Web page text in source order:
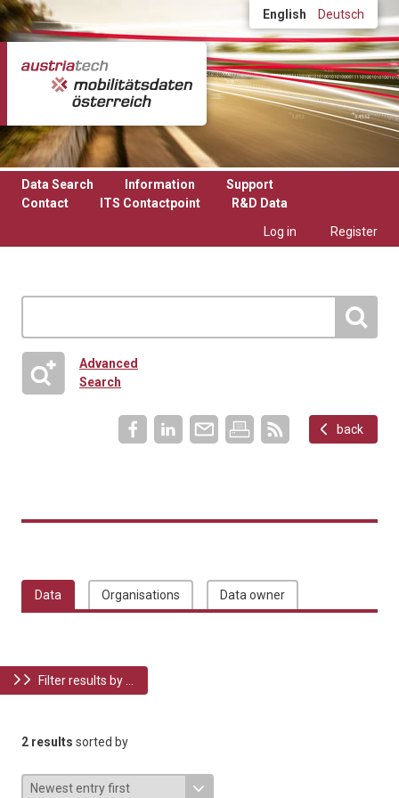
Skip to main content English Deutsch
Data Search Information
Support
Contact
ITS Contactpoint
R&D Data
Log in
Register
Advanced
Search
back
Data Organisations Data owner
Filter results by ...
2 results sorted by